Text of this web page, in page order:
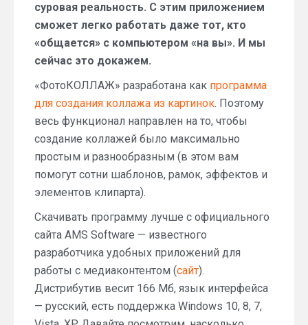
суровая реальность. С этим приложением
сможет легко работать даже тот, кто
«общается» с компьютером «на вы». И мы
сейчас это докажем.
«ФотоКОЛЛАЖ» разработана как программа
для создания коллажа из картинок. Поэтому
весь функционал направлен на то, чтобы
создание коллажей было максимально
простым и разнообразным (в этом вам
помогут сотни шаблонов, рамок, эффектов и
элементов клипарта).
Скачивать программу лучше с официального
сайта AMS Software — известного
разработчика удобных приложений для
работы с медиаконтентом (сайт).
Дистрибутив весит 166 Мб, язык интерфейса
— русский, есть поддержка Windows 10, 8, 7,